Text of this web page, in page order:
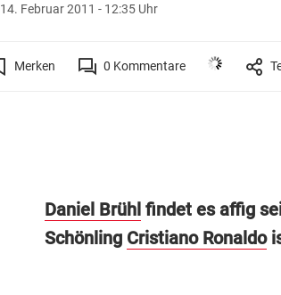
14. Februar 2011 - 12:35 Uhr
Merken 0 Kommentare
Daniel Brühl findet es affig
Schönling Cristiano Ronaldo